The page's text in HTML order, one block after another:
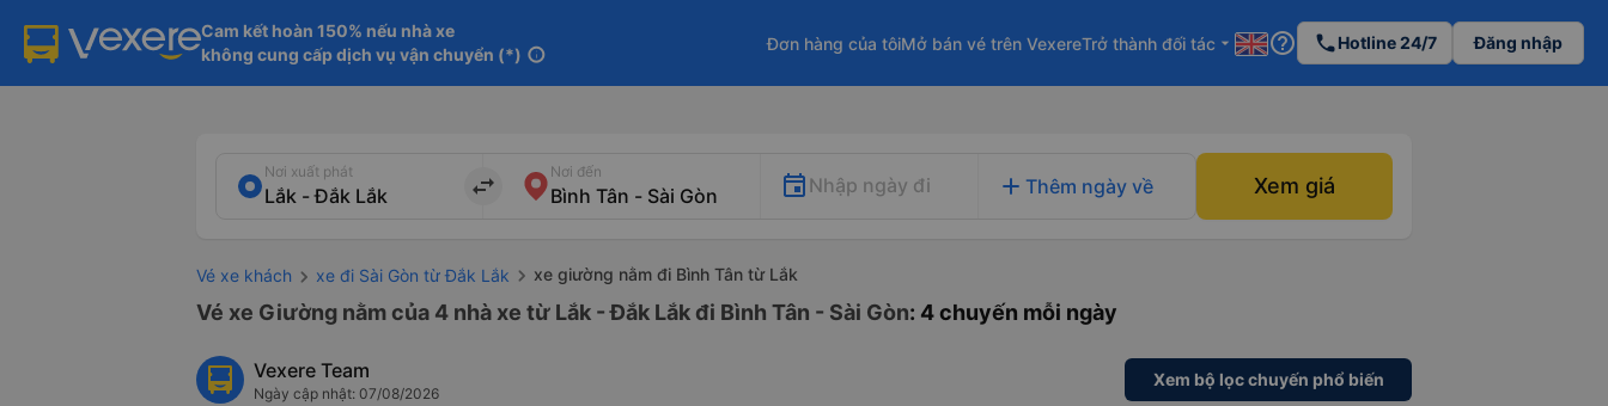
Cam kết hoàn 150% nếu nhà xe
không cung cấp dịch vụ vận chuyển (*) info
Đơn hàng của tôiMở bán vé trên VexereTrở thành đối tác arrow_drop_down help_outline phoneHotline 24/7 Đăng nhập
Nơi xuất phát
import_export
Nơi đến
Nhập ngày đi add Thêm ngày về Xem giá
Vé xe khách xe đi Sài Gòn từ Đắk Lắk xe giường nằm đi Bình Tân từ Lắk
Vé xe Giường nằm của 4 nhà xe từ Lắk - Đắk Lắk đi Bình Tân - Sài Gòn: 4 chuyến mỗi ngày
Vexere Team
Ngày cập nhật: 07/08/2026
Xem bộ lọc chuyến phổ biến